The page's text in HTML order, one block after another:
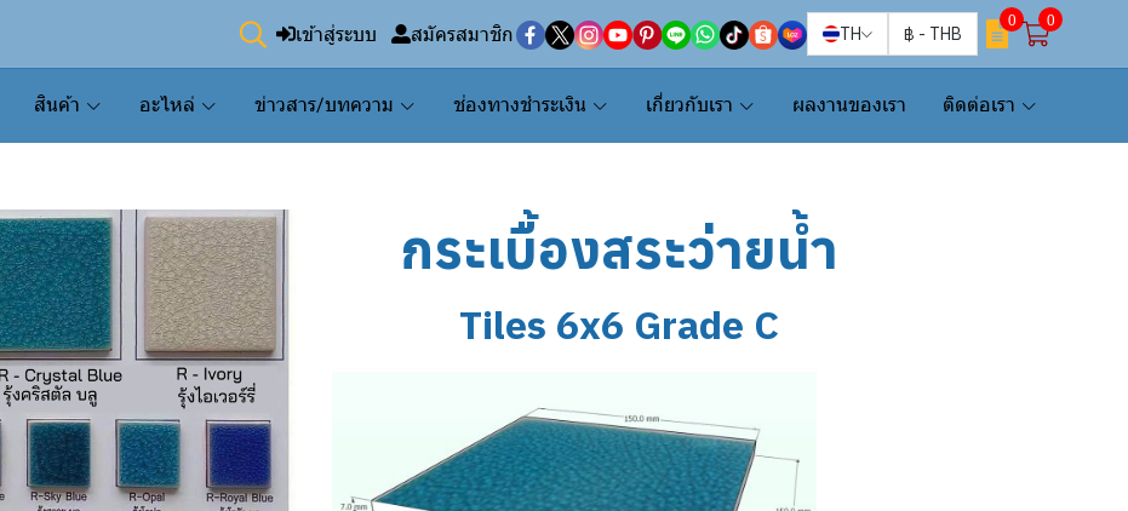
เข้าสู่ระบบ สมัครสมาชิก TH ฿ - THB
0 0
สินค้า อะไหล่ ข่าวสาร/บทความ ช่องทางชำระเงิน เกี่ยวกับเรา ผลงานของเรา ติดต่อเรา
กระเบื้องสระว่ายน้ำ
Tiles 6x6 Grade C